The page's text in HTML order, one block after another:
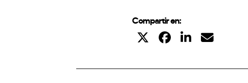
Compartir en: